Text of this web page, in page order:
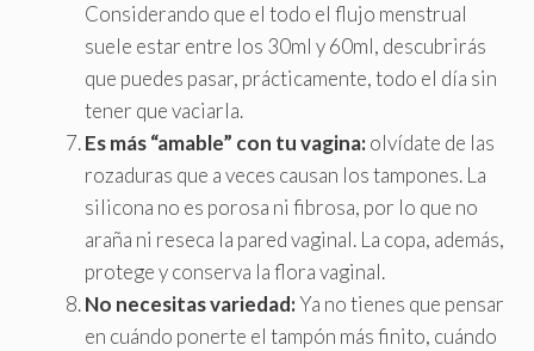
Considerando que el todo el flujo menstrual
suele estar entre los 30ml y 60ml, descubrirás
que puedes pasar, prácticamente, todo el día sin
tener que vaciarla.
Es más “amable” con tu vagina:olvídate de las
rozaduras que a veces causan los tampones. La
silicona no es porosa ni fibrosa, por lo que no
araña ni reseca la pared vaginal. La copa, además,
protege y conserva la flora vaginal.
No necesitas variedad:Ya no tienes que pensar
en cuándo ponerte el tampón más finito, cuándo